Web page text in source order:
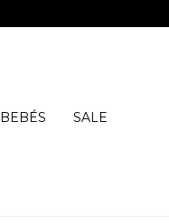
BEBÉS SALE